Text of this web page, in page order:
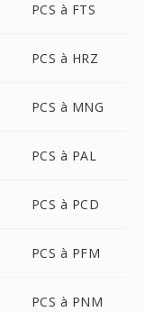
PCS à FTS
PCS à HRZ
PCS à MNG
PCS à PAL
PCS à PCD
PCS à PFM
PCS à PNM